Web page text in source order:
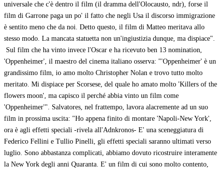
universale che c'è dentro il film (il dramma dell'Olocausto, ndr), forse il
film di Garrone paga un po' il fatto che negli Usa il discorso immigrazione
è sentito meno che da noi. Detto questo, il film di Matteo meritava allo
stesso modo. La mancata statuetta non un'ingiustizia dunque, ma dispiace".
Sul film che ha vinto invece l'Oscar e ha ricevuto ben 13 nomination,
'Oppenheimer', il maestro del cinema italiano osserva: "'Oppenheimer' è un
grandissimo film, io amo molto Christopher Nolan e trovo tutto molto
meritato. Mi dispiace per Scorsese, del quale ho amato molto 'Killers of the
flowers moon', ma capisco il perché abbia vinto un film come
'Oppenheimer'". Salvatores, nel frattempo, lavora alacremente ad un suo
film in prossima uscita: "Ho appena finito di montare 'Napoli-New York',
ora è agli effetti speciali -rivela all'Adnkronos- E' una sceneggiatura di
Federico Fellini e Tullio Pinelli, gli effetti speciali saranno ultimati verso
luglio. Sono abbastanza complicati, abbiamo dovuto ricostruire interamente
la New York degli anni Quaranta. E' un film di cui sono molto contento,